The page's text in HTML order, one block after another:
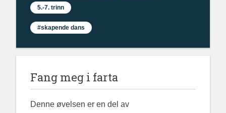
5.-7. trinn
#skapende dans
Fang meg i farta
Denne øvelsen er en del av